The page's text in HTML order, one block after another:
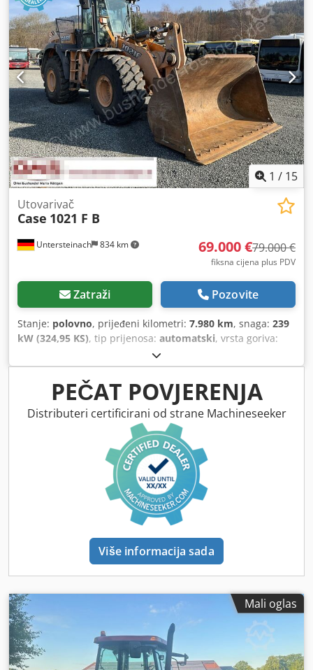
1 / 15
Untersteinach 834 km
Utovarivač
Case 1021 F B
69.000 €79.000 €
fiksna cijena plus PDV
Zatraži Pozovite
Stanje: polovno, prijeđeni kilometri: 7.980 km, snaga: 239
kW (324,95 KS), tip prijenosa: automatski, vrsta goriva:
, prva registracija:
izgradnje:2013, Oprema:klima-uređaj,
PEČAT POVJERENJA
Distributeri certificirani od strane Machineseeker
Više informacija sada
Mali oglas